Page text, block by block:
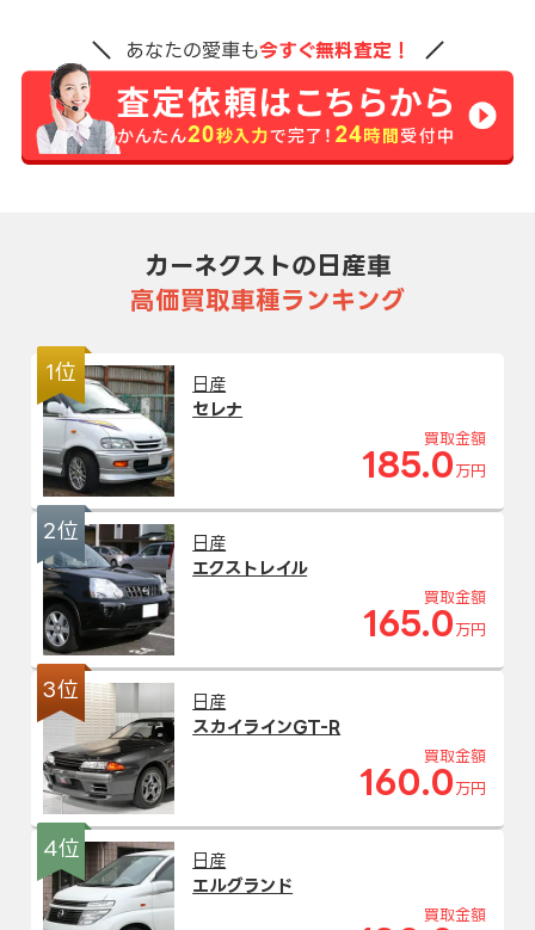
あなたの愛車も今すぐ無料査定！
カーネクストの日産車
高価買取車種ランキング
1位
日産
セレナ
買取金額
185.0 万円
2位
日産
エクストレイル
買取金額
165.0 万円
3位
日産
スカイラインGT-R
買取金額
160.0 万円
4位
日産
エルグランド
買取金額